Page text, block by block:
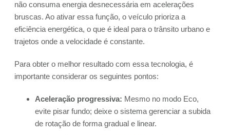
não consuma energia desnecessária em acelerações
bruscas. Ao ativar essa função, o veículo prioriza a
eficiência energética, o que é ideal para o trânsito urbano e
trajetos onde a velocidade é constante.
Para obter o melhor resultado com essa tecnologia, é
importante considerar os seguintes pontos:
Aceleração progressiva: Mesmo no modo Eco,
evite pisar fundo; deixe o sistema gerenciar a subida
de rotação de forma gradual e linear.